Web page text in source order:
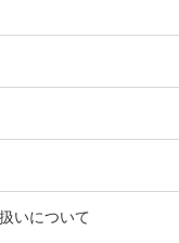
いについて